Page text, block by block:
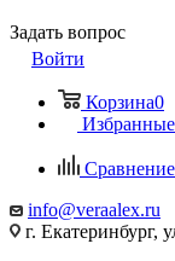
Задать вопрос
Войти
Корзина0
info@veraalex.ru
г. Екатеринбург,